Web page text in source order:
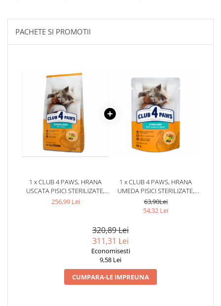
PACHETE SI PROMOTII
1 x CLUB 4 PAWS, HRANA
USCATA PISICI STERILIZATE,
CURCAN, 14KG
256,99 Lei
1 x CLUB 4 PAWS, HRANA
UMEDA PISICI STERILIZATE,
CURCAN, 24X85G
63,90Lei
54,32 Lei
320,89 Lei
311,31 Lei
Economisesti
9,58 Lei
CUMPARA-LE IMPREUNA